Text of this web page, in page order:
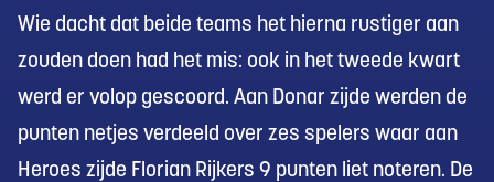
Wie dacht dat beide teams het hierna rustiger aan
zouden doen had het mis: ook in het tweede kwart
werd er volop gescoord. Aan Donar zijde werden de
punten netjes verdeeld over zes spelers waar aan
Heroes zijde Florian Rijkers 9 punten liet noteren. De